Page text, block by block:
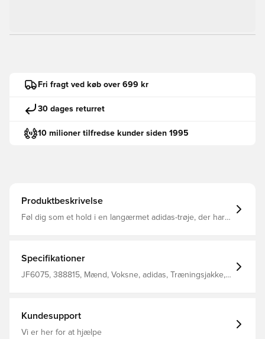
Fri fragt ved køb over 699 kr
30 dages returret
10 milioner tilfredse kunder siden 1995
Produktbeskrivelse
Føl dig som et hold i en langærmet adidas-trøje, der har
AEROREADY arbejder hårdt i baggrunden og styrer
fugtniveauet, så du altid er på toppen.Dette produkt er
lavet med 100 % genanvendte materialer. Ved at
produkters aftryk. Slank pasform Ribstrikket rund hals
100 % polyester (genanvendt) AEROREADY Mulighed for
skræddersyning
Specifikationer
JF6075, 388815, Mænd, Voksne, adidas, Træningsjakke,
Kundesupport
Vi er her for at hjælpe